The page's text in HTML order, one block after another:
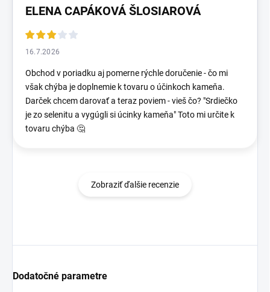
ELENA CAPÁKOVÁ ŠLOSIAROVÁ
16.7.2026
Obchod v poriadku aj pomerne rýchle doručenie - čo mi
však chýba je doplnemie k tovaru o účinkoch kameňa.
Darček chcem darovať a teraz poviem - vieš čo? "Srdiečko
je zo selenitu a vygúgli si úcinky kameňa" Toto mi určite k
tovaru chýba 🤔
Zobraziť ďalšie recenzie
Dodatočné parametre